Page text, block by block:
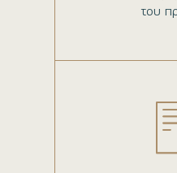
του